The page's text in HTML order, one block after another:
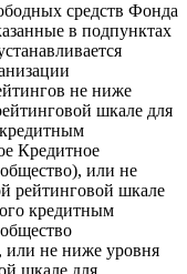
средств Фонда
в подпунктах
не ниже
шкале для
Кредитное
или не
рейтинговой шкале
кредитным
или не ниже уровня